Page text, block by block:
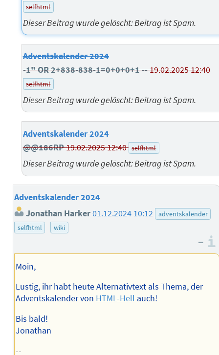
selfhtml
Dieser Beitrag wurde gelöscht: Beitrag ist Spam.
Adventskalender 2024
-1" OR 2+838-838-1=0+0+0+1 --19.02.2025 12:40
selfhtml
Dieser Beitrag wurde gelöscht: Beitrag ist Spam.
Adventskalender 2024
@@186RP19.02.2025 12:40 selfhtml
Dieser Beitrag wurde gelöscht: Beitrag ist Spam.
Adventskalender 2024
Jonathan Harker01.12.2024 10:12
adventskalender
selfhtml
wiki
–
Moin,
Lustig, ihr habt heute Alternativtext als Thema, der
Adventskalender von HTML-Hell auch!
Bis bald!
Jonathan
--